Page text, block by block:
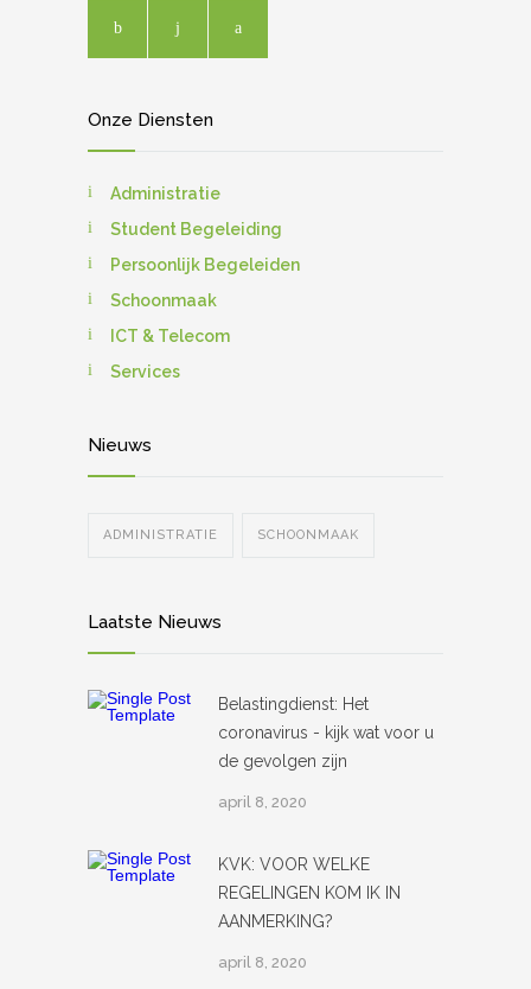
Onze Diensten
Administratie
Student Begeleiding
Persoonlijk Begeleiden
Schoonmaak
ICT & Telecom
Services
Nieuws
ADMINISTRATIE SCHOONMAAK
Laatste Nieuws
Belastingdienst: Het
coronavirus - kijk wat voor u
de gevolgen zijn
april 8, 2020
KVK: VOOR WELKE
REGELINGEN KOM IK IN
AANMERKING?
april 8, 2020